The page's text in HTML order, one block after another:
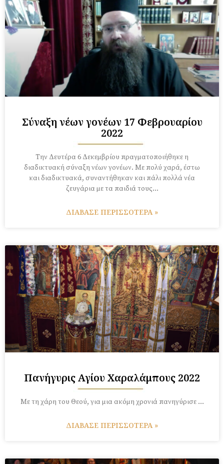
Σύναξη νέων γονέων 17 Φεβρουαρίου
2022
Tην Δευτέρα 6 Δεκεμβρίου πραγματοποιήθηκε η
διαδικτυακή σύναξη νέων γονέων. Με πολύ χαρά, έστω
και διαδικτυακά, συναντήθηκαν και πάλι πολλά νέα
ζευγάρια με τα παιδιά τους…
ΔΙΑΒΑΣΕ ΠΕΡΙΣΣΟΤΕΡΑ »
Πανήγυρις Αγίου Χαραλάμπους 2022
Με τη χάρη του Θεού, για μια ακόμη χρονιά πανηγύρισε …
ΔΙΑΒΑΣΕ ΠΕΡΙΣΣΟΤΕΡΑ »